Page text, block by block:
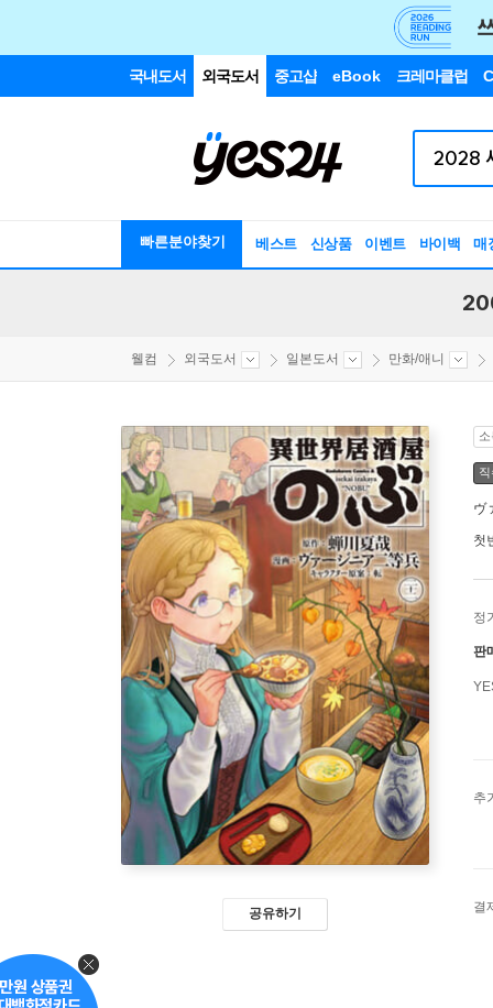
국내도서 외국도서 중고샵 eBook 크레마클럽
빠른분야찾기 베스트 신상품 이벤트 바이백 매
웰컴 외국도서 일본도서 만화/애니
공유하기
ヴ
첫
정
판
추
결